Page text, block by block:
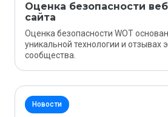
Оценка безопасности
сайта
Оценка безопасности WOT
уникальной технологии и отзывах
сообщества.
Новости